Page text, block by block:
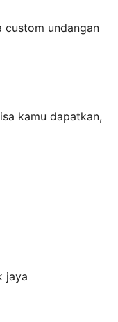
custom undangan
kamu dapatkan,
jaya